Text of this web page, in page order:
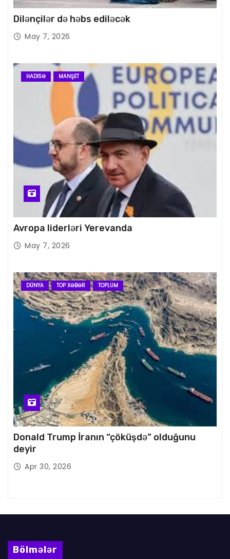
Dilənçilər də həbs ediləcək
May 7, 2026
HADISƏ MANŞET
Avropa liderləri Yerevanda
May 7, 2026
DÜNYA TOP XƏBƏR TOPLUM
Donald Trump İranın “çöküşdə” olduğunu
deyir
Apr 30, 2026
Bölmələr